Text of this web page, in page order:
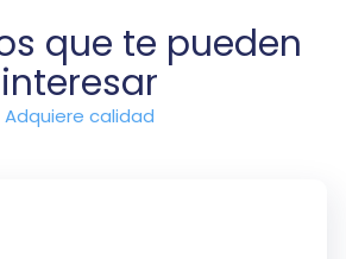
que te pueden
interesar
Adquiere calidad